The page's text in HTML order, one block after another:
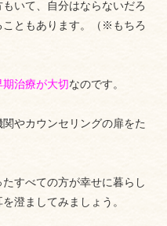
いて、自分はならないだろ
こともあります。（※もちろ
治療が大切 なのです。
やカウンセリングの扉をた
すべての方が幸せに暮らし
澄ましてみましょう。